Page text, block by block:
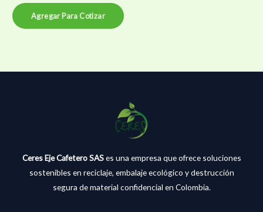
Agregar Para Cotizar
Ceres Eje Cafetero SASes una empresa que ofrece soluciones
sostenibles en reciclaje, embalaje ecológico y destrucción
segura de material confidencial en Colombia.